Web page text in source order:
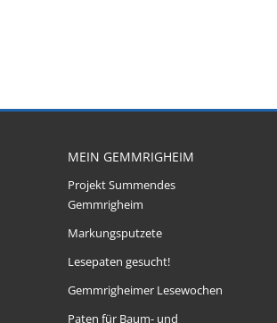
MEIN GEMMRIGHEIM
Projekt Summendes
Gemmrigheim
Markungsputzete
Lesepaten gesucht!
Gemmrigheimer Lesewochen
Paten für Baum- und